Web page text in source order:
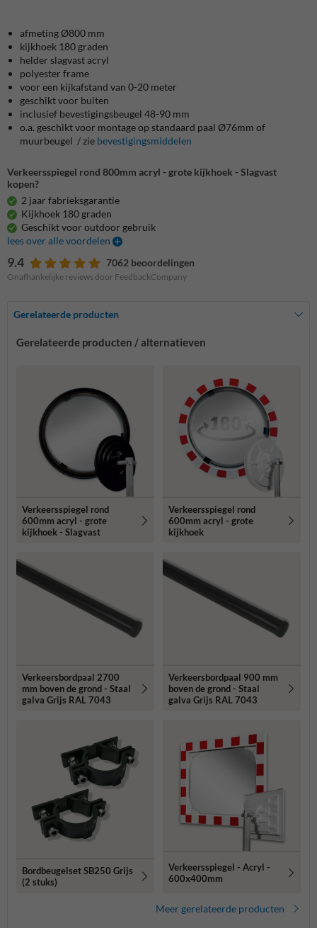
afmeting Ø800 mm
kijkhoek 180 graden
helder slagvast acryl
polyester frame
voor een kijkafstand van 0-20 meter
geschikt voor buiten
inclusief bevestigingsbeugel 48-90 mm
o.a. geschikt voor montage op standaard paal Ø76mm of
muurbeugel / zie bevestigingsmiddelen
Verkeersspiegel rond 800mm acryl - grote kijkhoek - Slagvast
kopen?
2 jaar fabrieksgarantie
Kijkhoek 180 graden
Geschikt voor outdoor gebruik
lees over alle voordelen
9.4 7062 beoordelingen
Onafhankelijke reviews door FeedbackCompany
Gerelateerde producten
Gerelateerde producten / alternatieven
Verkeersspiegel rond
600mm acryl - grote
kijkhoek - Slagvast
Verkeersspiegel rond
600mm acryl - grote
kijkhoek
Verkeersbordpaal 2700
mm boven de grond - Staal
galva Grijs RAL 7043
Verkeersbordpaal 900 mm
boven de grond - Staal
galva Grijs RAL 7043
Bordbeugelset SB250 Grijs
(2 stuks)
Verkeersspiegel - Acryl -
600x400mm
Meer gerelateerde producten